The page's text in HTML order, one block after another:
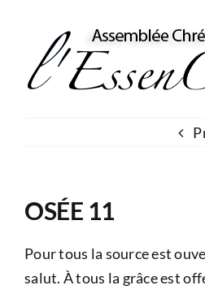
content
OSÉE 11
Pour tous la source est
salut. À tous la grâce est